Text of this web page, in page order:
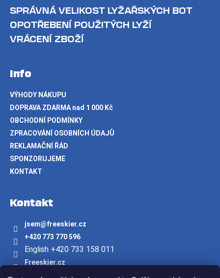
SPRÁVNÁ VELIKOST LYŽAŘSKÝCH BOT
OPOTŘEBENÍ POUŽITÝCH LYŽÍ
VRÁCENÍ ZBOŽÍ
Info
VÝHODY NÁKUPU
DOPRAVA ZDARMA nad 1 000 Kč
OBCHODNÍ PODMÍNKY
ZPRACOVÁNÍ OSOBNÍCH ÚDAJŮ
REKLAMAČNÍ ŘÁD
SPONZORUJEME
KONTAKT
Kontakt
jsem@freeskier.cz
+420 773 770 596
English +420 733 158 011
Freeskier.cz